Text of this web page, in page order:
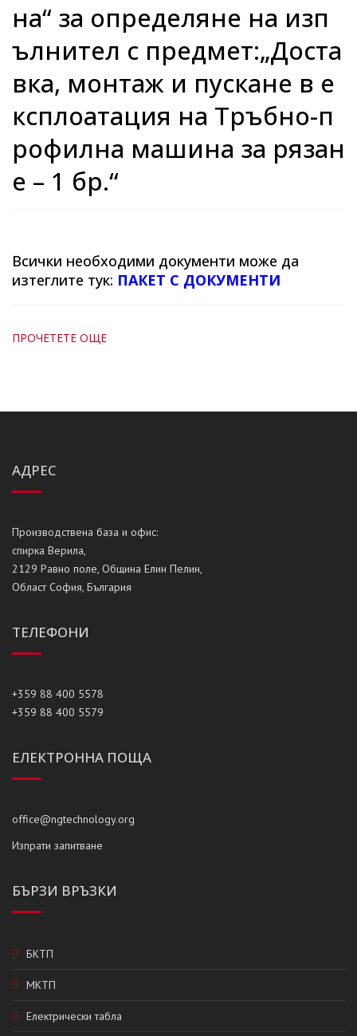
на“ за определяне на изп
ълнител с предмет:„Доста
вка, монтаж и пускане в е
ксплоатация на Тръбно-п
рофилна машина за рязан
е – 1 бр.“
Всички необходими документи може да
изтеглите тук: ПАКЕТ С ДОКУМЕНТИ
ПРОЧЕТЕТЕ ОЩЕ
АДРЕС
Производствена база и офис:
спирка Верила,
2129 Равно поле, Община Елин Пелин,
Област София, България
ТЕЛЕФОНИ
+359 88 400 5578
+359 88 400 5579
ЕЛЕКТРОННА ПОЩА
office@ngtechnology.org
Изпрати запитване
БЪРЗИ ВРЪЗКИ
БКТП
МКТП
Електрически табла